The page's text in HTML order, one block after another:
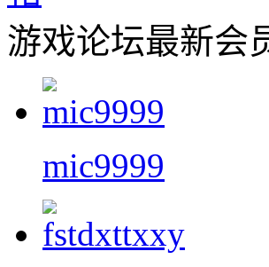
游戏论坛最新会
mic9999